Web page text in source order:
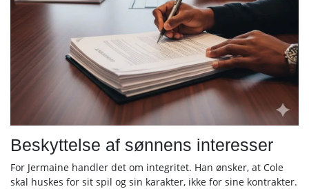
Beskyttelse af sønnens interesser
For Jermaine handler det om integritet. Han ønsker, at Cole
skal huskes for sit spil og sin karakter, ikke for sine kontrakter.